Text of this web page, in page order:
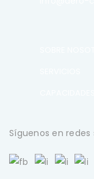
Síguenos en redes